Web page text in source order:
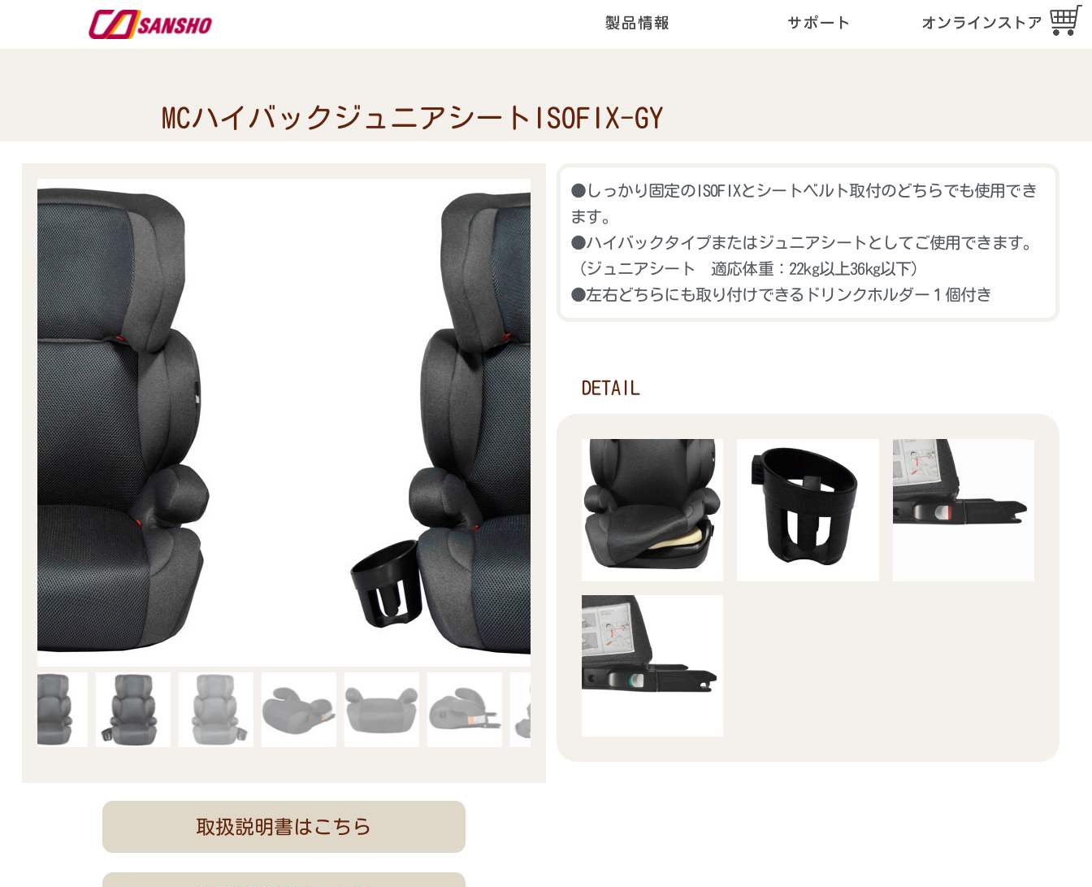
MCハイバックジュニアシートISOFIX-GY
取扱説明書はこちら
●しっかり固定のISOFIXとシートベルト取付のどちらでも使用でき
ます。
●ハイバックタイプまたはジュニアシートとしてご使用できます。
（ジュニアシート 適応体重：22kg以上36kg以下）
●左右どちらにも取り付けできるドリンクホルダー１個付き
DETAIL